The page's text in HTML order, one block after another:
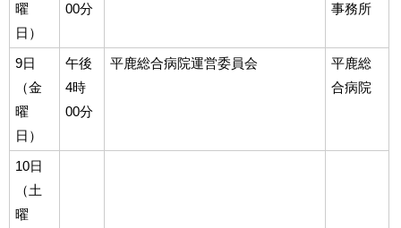
曜
日）
00分
事務所
9日
（金
曜
日）
午後
4時
00分
平鹿総合病院運営委員会
平鹿総
合病院
10日
（土
曜